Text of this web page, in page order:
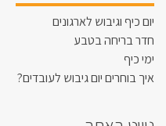
יום כיף וגיבוש לארגונים
חדר בריחה בטבע
ימי כיף
איך בוחרים יום גיבוש לעובדים?